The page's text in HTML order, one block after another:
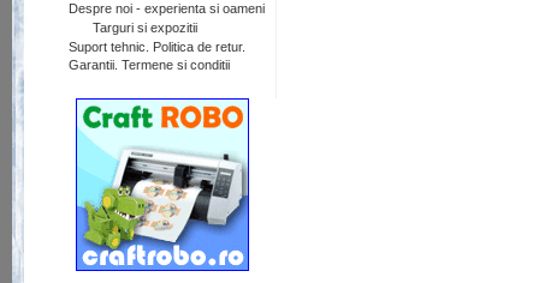
Despre noi - experienta si oameni
Targuri si expozitii
Suport tehnic. Politica de retur.
Garantii. Termene si conditii